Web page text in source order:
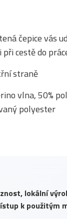
lokální
k použitým
čepice vás
cestě do
straně
vlna, 50%
polyester